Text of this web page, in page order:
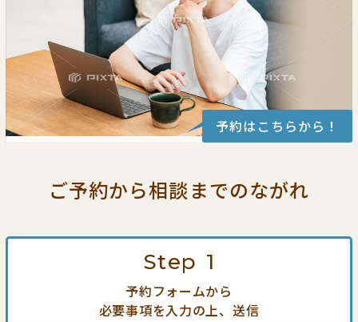
予約はこちらから！
ご予約から相談までのながれ
Step 1
予約フォームから
必要事項を入力の上、送信